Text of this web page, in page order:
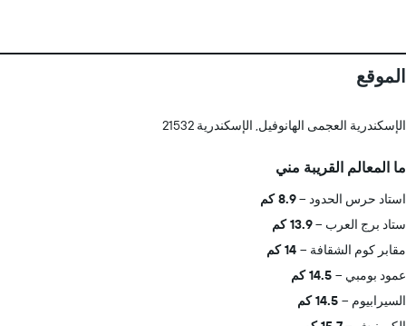
الموقع
الإسكندرية العجمى الهانوفيل, الإسكندرية 21532
ما المعالم القريبة مني
استاد حرس الحدود
8.9 كم
ستاد برج العرب
13.9 كم
مقابر كوم الشقافة
14 كم
عمود بومبي
14.5 كم
السيرابيوم
14.5 كم